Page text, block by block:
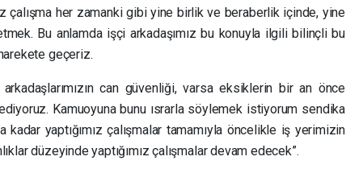
çalışma her zamanki gibi yine birlik ve beraberlik içinde, yine
Bu anlamda işçi arkadaşımız bu konuyla ilgili bilinçli bu
geçeriz.
can güvenliği, varsa eksiklerin bir an önce
Kamuoyuna bunu ısrarla söylemek istiyorum sendika
kadar yaptığımız çalışmalar tamamıyla öncelikle iş yerimizin
düzeyinde yaptığımız çalışmalar devam edecek”.